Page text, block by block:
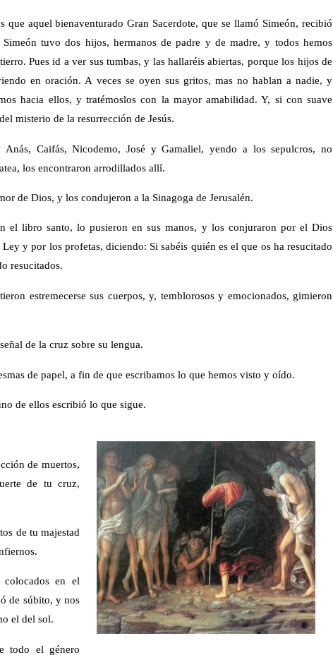
que aquel bienaventurado Gran Sacerdote, que se llamó Simeón, recibió
tuvo dos hijos, hermanos de padre y de madre, y todos hemos
Pues id a ver sus tumbas, y las hallaréis abiertas, porque los hijos de
en oración. A veces se oyen sus gritos, mas no hablan a nadie, y
hacia ellos, y tratémoslos con la mayor amabilidad. Y, si con suave
misterio de la resurrección de Jesús.
Caifás, Nicodemo, José y Gamaliel, yendo a los sepulcros, no
los encontraron arrodillados allí.
de Dios, y los condujeron a la Sinagoga de Jerusalén.
el libro santo, lo pusieron en sus manos, y los conjuraron por el Dios
y por los profetas, diciendo: Si sabéis quién es el que os ha resucitado
resucitados.
estremecerse sus cuerpos, y, temblorosos y emocionados, gimieron
de la cruz sobre su lengua.
de papel, a fin de que escribamos lo que hemos visto y oído.
de ellos escribió lo que sigue.
de muertos,
de tu cruz,
de tu majestad
colocados en el
de súbito, y nos
el del sol.
todo el género